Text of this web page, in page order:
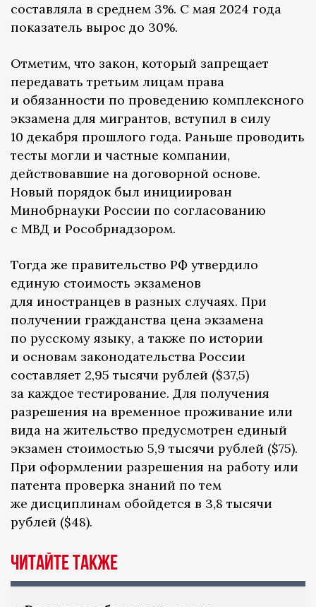
составляла в среднем 3%. С мая 2024 года
показатель вырос до 30%.
Отметим, что закон, который запрещает
передавать третьим лицам права
и обязанности по проведению комплексного
экзамена для мигрантов, вступил в силу
10 декабря прошлого года. Раньше проводить
тесты могли и частные компании,
действовавшие на договорной основе.
Новый порядок был инициирован
Минобрнауки России по согласованию
с МВД и Рособрнадзором.
Тогда же правительство РФ утвердило
единую стоимость экзаменов
для иностранцев в разных случаях. При
получении гражданства цена экзамена
по русскому языку, а также по истории
и основам законодательства России
составляет 2,95 тысячи рублей ($37,5)
за каждое тестирование. Для получения
разрешения на временное проживание или
вида на жительство предусмотрен единый
экзамен стоимостью 5,9 тысячи рублей ($75).
При оформлении разрешения на работу или
патента проверка знаний по тем
же дисциплинам обойдется в 3,8 тысячи
рублей ($48).
Читайте также